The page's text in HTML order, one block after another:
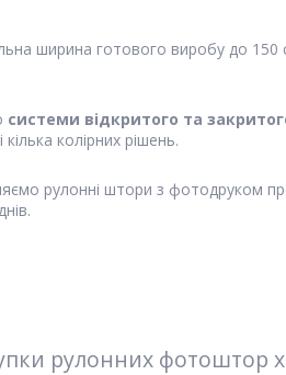
ширина готового виробу до 150
системи відкритого та
кілька колірних рішень.
рулонні штори з фотодруком
рулонних фотоштор